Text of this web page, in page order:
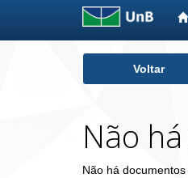
Voltar
Não
Não há